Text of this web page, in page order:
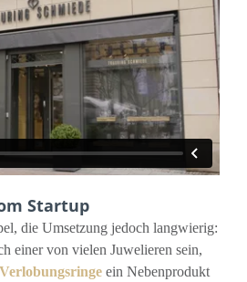
Startup
die Umsetzung jedoch langwierig:
einer von vielen Juwelieren sein,
Verlobungsringe ein Nebenprodukt